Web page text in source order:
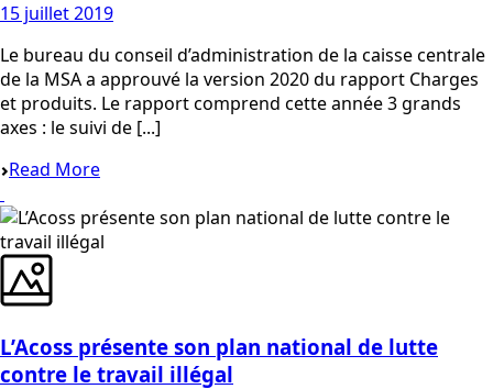
15 juillet 2019
Le bureau du conseil d’administration de la caisse centrale
de la MSA a approuvé la version 2020 du rapport Charges
et produits. Le rapport comprend cette année 3 grands
axes : le suivi de [...]
Read More
L’Acoss présente son plan national de lutte
contre le travail illégal